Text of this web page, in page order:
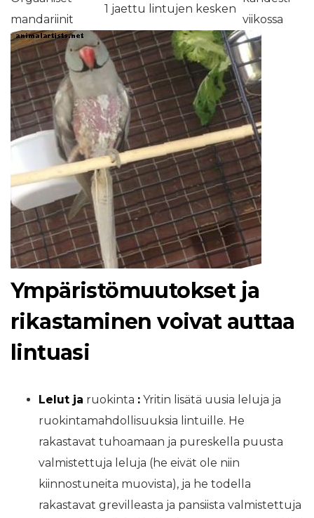
mandariinit
1 jaettu lintujen kesken
viikossa
Ympäristömuutokset ja
rikastaminen voivat auttaa
lintuasi
Lelut ja ruokinta : Yritin lisätä uusia leluja ja
ruokintamahdollisuuksia lintuille. He
rakastavat tuhoamaan ja pureskella puusta
valmistettuja leluja (he eivät ole niin
kiinnostuneita muovista), ja he todella
rakastavat grevilleasta ja pansiista valmistettuja